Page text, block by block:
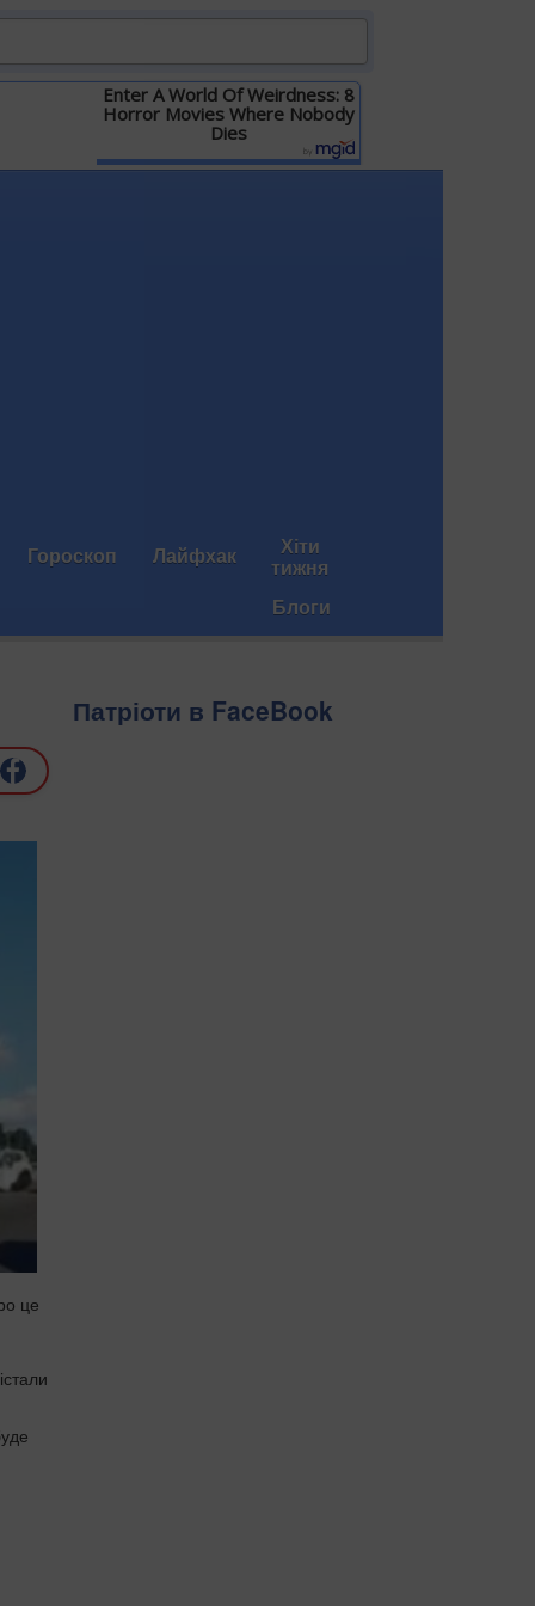
Enter A World Of Weirdness: 8
Horror Movies Where Nobody
Dies
Детальніше
Гороскоп Лайфхак Хіти
тижня
Блоги
це
Патріоти в FaceBook